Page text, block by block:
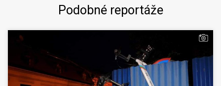
Podobné reportáže